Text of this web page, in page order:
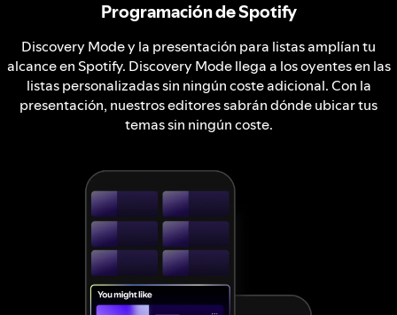
Programación de Spotify
Discovery Mode y la presentación para listas amplían tu
alcance en Spotify. Discovery Mode llega a los oyentes en las
listas personalizadas sin ningún coste adicional. Con la
presentación, nuestros editores sabrán dónde ubicar tus
temas sin ningún coste.